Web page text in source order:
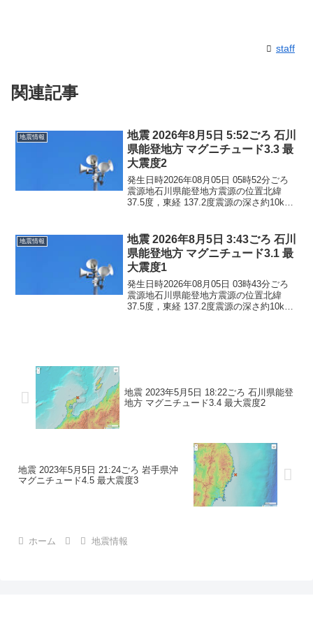
staff
関連記事
地震情報
地震 2026年8月5日 5:52ごろ 石川
県能登地方 マグニチュード3.3 最
大震度2
発生日時2026年08月05日 05時52分ごろ
震源地石川県能登地方震源の位置北緯
37.5度，東経 137.2度震源の深さ約10km
りません。震度2石川県珠洲市...
地震情報
地震 2026年8月5日 3:43ごろ 石川
県能登地方 マグニチュード3.1 最
大震度1
発生日時2026年08月05日 03時43分ごろ
震源地石川県能登地方震源の位置北緯
37.5度，東経 137.2度震源の深さ約10km
地震 2023年5月5日 18:22ごろ 石川県能登
地方 マグニチュード3.4 最大震度2
地震 2023年5月5日 21:24ごろ 岩手県沖
マグニチュード4.5 最大震度3
ホーム 地震情報